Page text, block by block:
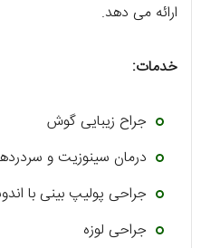
ارائه می دهد.
خدمات:
جراح زیبایی گوش
درمان سینوزیت و
جراحی پولیپ بینی با
جراحی لوزه